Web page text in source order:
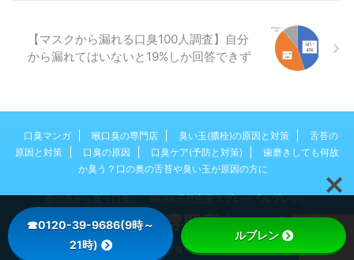
め、まずは自分で口臭チェックす
る方法を広めたい 過去にいいの
【マスクから漏れる口臭100人調査】自分
から漏れてはいないと19%しか回答できず
口臭マンガ 喉口臭の専門店 臭い玉(膿栓)の原因と対策
舌苔の
原因と対策
口臭の原因 口臭ケア(予防と対策)
歯磨きしても何故
か臭う？口の奥の舌苔や臭い玉が原因の方に
喉の奥から臭う口臭に。99.9%天然由来スプレー『ルブレン』
ルブレン喉口臭®専門店｜いいの製薬
© 2026 ルブレン喉口臭®専門店｜いいの製薬
☎0120-39-9686(9時～
21時)
ルブレン